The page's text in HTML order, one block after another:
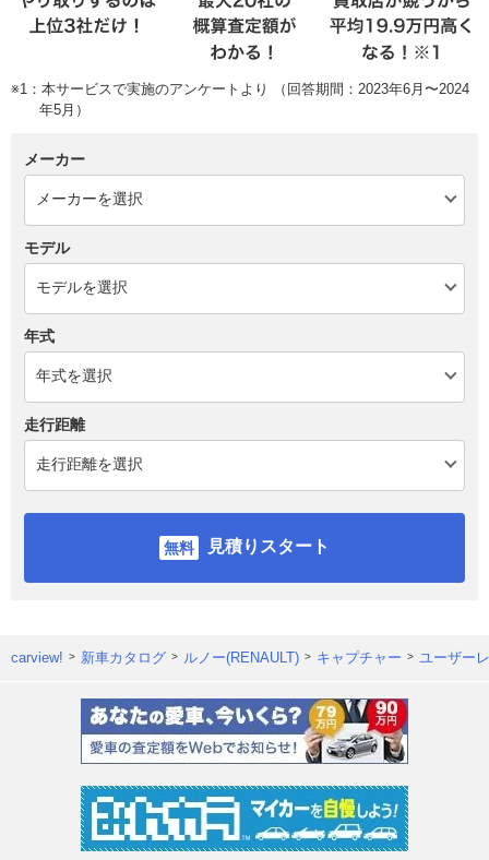
※1：本サービスで実施のアンケートより （回答期間：2023年6月〜2024
年5月）
メーカー
モデル
年式
走行距離
見積りスタート
carview! 新車カタログ ルノー(RENAULT) キャプチャー ユーザー